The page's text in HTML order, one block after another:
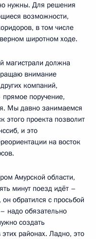
нужны. Для решения
возможности,
в том числе
широтном ходе.
магистрали должна
внимание
компаний,
поручение,
Мы давно занимаемся
проекта позволит
и это
на восток
Амурской области,
минут поезд идёт –
обратился с просьбой
надо обязательно
создать
районах. Ладно, это